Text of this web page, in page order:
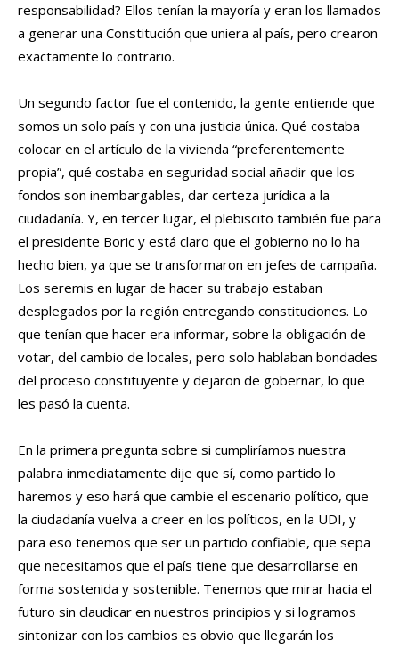
responsabilidad? Ellos tenían la mayoría y eran los llamados
a generar una Constitución que uniera al país, pero crearon
exactamente lo contrario.
Un segundo factor fue el contenido, la gente entiende que
somos un solo país y con una justicia única. Qué costaba
colocar en el artículo de la vivienda “preferentemente
propia”, qué costaba en seguridad social añadir que los
fondos son inembargables, dar certeza jurídica a la
ciudadanía. Y, en tercer lugar, el plebiscito también fue para
el presidente Boric y está claro que el gobierno no lo ha
hecho bien, ya que se transformaron en jefes de campaña.
Los seremis en lugar de hacer su trabajo estaban
desplegados por la región entregando constituciones. Lo
que tenían que hacer era informar, sobre la obligación de
votar, del cambio de locales, pero solo hablaban bondades
del proceso constituyente y dejaron de gobernar, lo que
les pasó la cuenta.
En la primera pregunta sobre si cumpliríamos nuestra
palabra inmediatamente dije que sí, como partido lo
haremos y eso hará que cambie el escenario político, que
la ciudadanía vuelva a creer en los políticos, en la UDI, y
para eso tenemos que ser un partido confiable, que sepa
que necesitamos que el país tiene que desarrollarse en
forma sostenida y sostenible. Tenemos que mirar hacia el
futuro sin claudicar en nuestros principios y si logramos
sintonizar con los cambios es obvio que llegarán los